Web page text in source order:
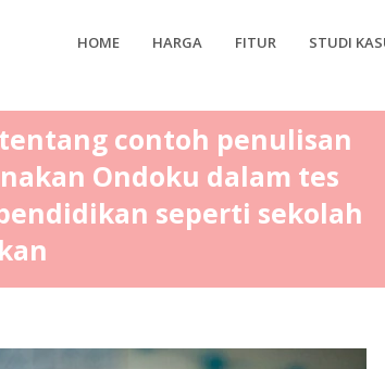
HOME HARGA FITUR STUDI
contoh penulisan
Ondoku dalam tes
seperti sekolah